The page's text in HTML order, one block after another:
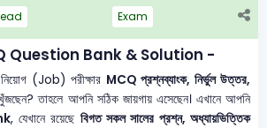
Exam
Question Bank & Solution -
(Job) পরীক্ষার MCQ প্রশ্নব্যাংক, নির্ভুল উত্তর,
তাহলে আপনি সঠিক জায়গায় এসেছেন। এখানে আপনি
, যেখানে রয়েছে বিগত সকল সালের প্রশ্ন, অধ্যায়ভিত্তিক